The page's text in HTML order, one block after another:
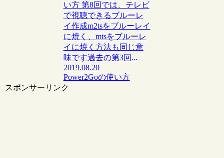
い方 第8回では、テレビ
で視聴できるブルーレ
イ作成m2tsをブルーレイ
に焼く、mtsをブルーレ
イに焼く方法も同じ意
味です過去の第3回...
2019.08.20
Power2Goの使い方
スポンサーリンク